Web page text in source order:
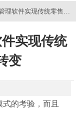
理软件实现传统零售到
实现传统
变
的考验，而且